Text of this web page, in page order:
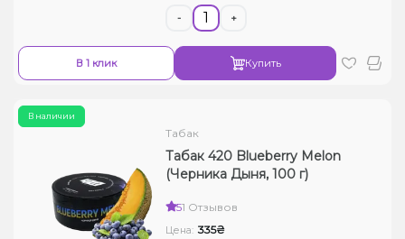
- +
В 1 клик Купить
В наличии
Табак
Табак 420 Blueberry Melon
(Черника Дыня, 100 г)
51 Отзывов
Цена: 335₴